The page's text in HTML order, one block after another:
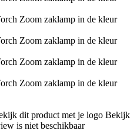
dit product met je logo Bekijk
is niet beschikbaar